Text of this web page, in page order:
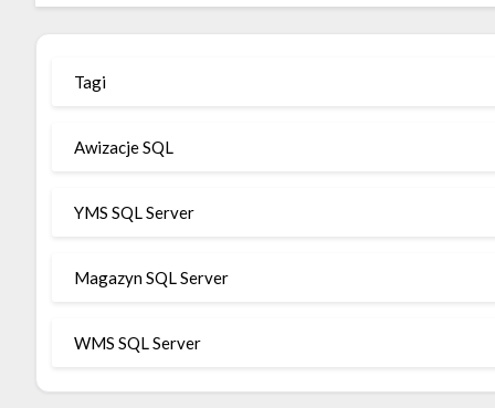
Tagi
Awizacje SQL
YMS SQL Server
Magazyn SQL Server
WMS SQL Server